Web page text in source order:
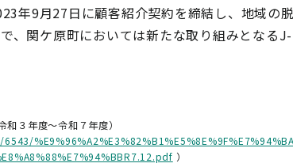
年9月27日に顧客紹介契約を締結し、地域の
、関ケ原町においては新たな取り組みとなる
和３年度～令和７年度）
）